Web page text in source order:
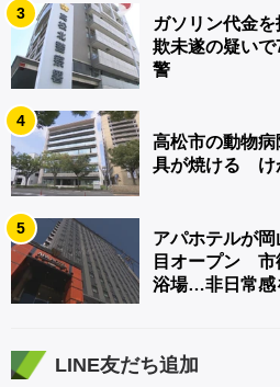
3
ガソリン代金
欺未遂の疑い
警
4
高松市の動物
具が焼ける け
5
アパホテルが
目オープン 市
浴場…非日常感
LINE友だち追加